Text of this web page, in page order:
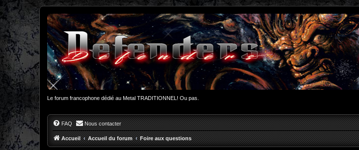
Le forum francophone dédié au Metal TRADITIONNEL! Ou pas.
FAQ Nous contacter
Accueil Accueil du forum Foire aux questions